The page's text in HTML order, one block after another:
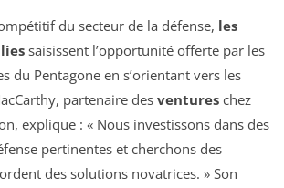
du secteur de la défense, les
saisissent l’opportunité offerte par les
du Pentagone en s’orientant vers les
partenaire des ventures chez
explique : « Nous investissons dans des
pertinentes et cherchons des
des solutions novatrices. » Son